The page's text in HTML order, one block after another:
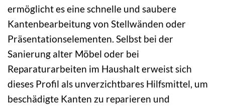
ermöglicht es eine schnelle und saubere
Kantenbearbeitung von Stellwänden oder
Präsentationselementen. Selbst bei der
Sanierung alter Möbel oder bei
Reparaturarbeiten im Haushalt erweist sich
dieses Profil als unverzichtbares Hilfsmittel, um
beschädigte Kanten zu reparieren und